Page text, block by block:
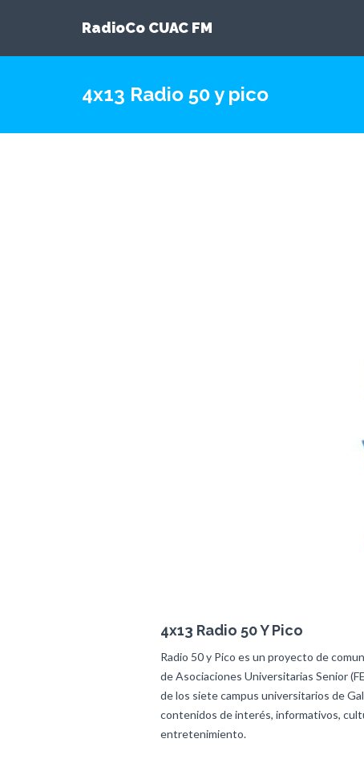
RadioCo CUAC FM
4x13 Radio 50 y pico
4x13 Radio 50 Y Pico
Radio 50 y Pico es un proyecto de
de Asociaciones Universitarias Senior
de los siete campus universitarios de
contenidos de interés, informativos,
entretenimiento.